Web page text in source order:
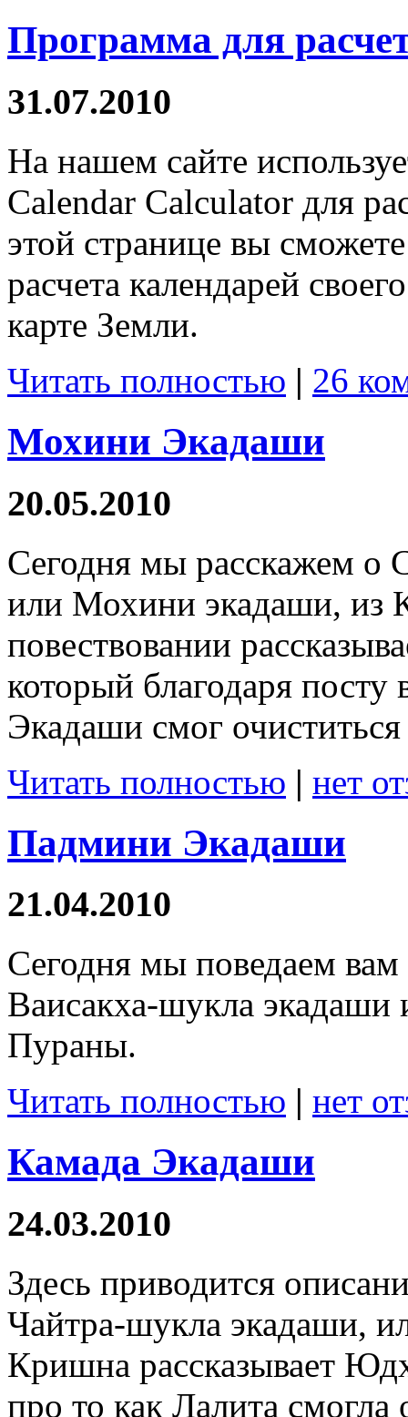
Программа для
31.07.2010
На нашем сайте
Calendar Calculator для
этой странице вы
расчета календарей
карте Земли.
Читать полностью | 26
Мохини Экадаши
20.05.2010
Сегодня мы расскажем о
или Мохини экадаши, из
повествовании
который благодаря посту
Экадаши смог очиститься
Читать полностью | нет
Падмини Экадаши
21.04.2010
Сегодня мы поведаем
Ваисакха-шукла
Пураны.
Читать полностью | нет
Камада Экадаши
24.03.2010
Здесь приводится
Чайтра-шукла экадаши,
Кришна рассказывает
про то как Лалита смогла